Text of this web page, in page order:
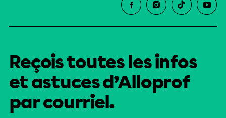
Reçois toutes les infos
et astuces d’Alloprof
par courriel.